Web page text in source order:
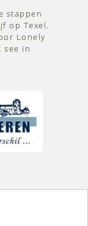
stappen
op Texel.
Lonely
see in